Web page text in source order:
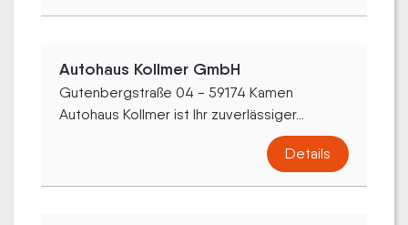
Autohaus Kollmer GmbH
Gutenbergstraße 04 - 59174 Kamen
Autohaus Kollmer ist Ihr zuverlässiger...
Details